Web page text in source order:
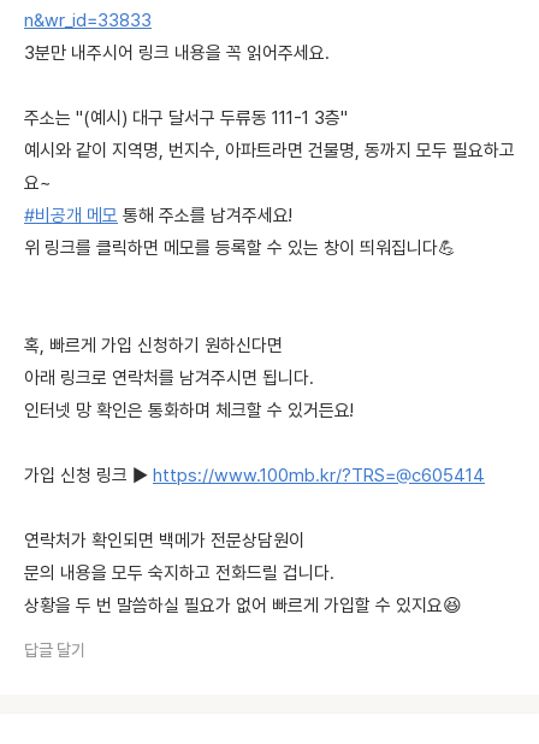
n&wr_id=33833
3분만 내주시어 링크 내용을 꼭 읽어주세요.
주소는 "(예시) 대구 달서구 두류동 111-1 3층"
예시와 같이 지역명, 번지수, 아파트라면 건물명, 동까지 모두 필요하고
요~
#비공개 메모 통해 주소를 남겨주세요!
위 링크를 클릭하면 메모를 등록할 수 있는 창이 띄워집니다💪
혹, 빠르게 가입 신청하기 원하신다면
아래 링크로 연락처를 남겨주시면 됩니다.
인터넷 망 확인은 통화하며 체크할 수 있거든요!
가입 신청 링크 ▶ https://www.100mb.kr/?TRS=@c605414
연락처가 확인되면 백메가 전문상담원이
문의 내용을 모두 숙지하고 전화드릴 겁니다.
상황을 두 번 말씀하실 필요가 없어 빠르게 가입할 수 있지요😆
답글 달기